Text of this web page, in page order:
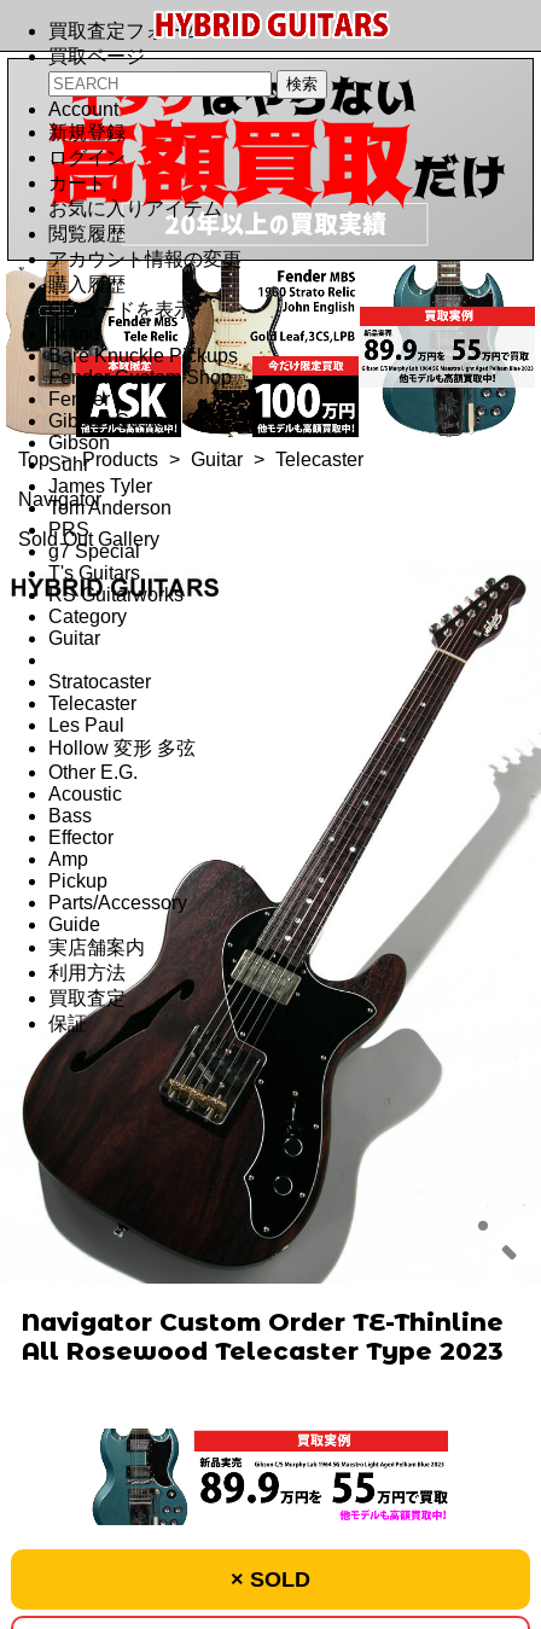
買取査定フォーム
買取ページ
Account
新規登録
ログイン
カート
お気に入りアイテム
閲覧履歴
アカウント情報の変更
購入履歴
QRコードを表示
Brand
Bare Knuckle Pickups
Fender Custom Shop
Fender
Gibson Custom Shop
Gibson
Suhr
James Tyler
Tom Anderson
PRS
g7 Special
T's Guitars
RS Guitarworks
Category
Guitar
Stratocaster
Telecaster
Les Paul
Hollow 変形 多弦
Other E.G.
Acoustic
Bass
Effector
Amp
Pickup
Parts/Accessory
Guide
実店舗案内
利用方法
買取査定
保証
Top > Products > Guitar > Telecaster
Navigator
Sold Out Gallery
Navigator Custom Order TE-Thinline
All Rosewood Telecaster Type 2023
× SOLD